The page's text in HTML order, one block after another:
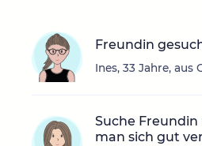
Freundin
Ines, 33 Jahre, aus
Suche
man sich gut